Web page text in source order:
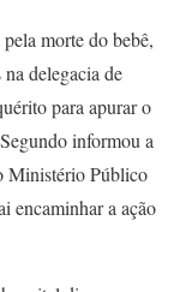
morte do bebê,
delegacia de
para apurar o
informou a
Ministério Público
encaminhar a ação